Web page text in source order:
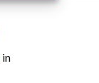
in